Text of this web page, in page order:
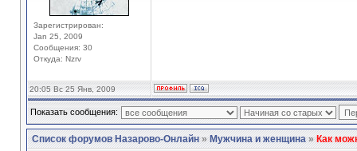
Зарегистрирован:
Jan 25, 2009
Сообщения: 30
Откуда: Nzrv
20:05 Вс 25 Янв, 2009
Показать сообщения:
Список форумов Назарово-Онлайн»Мужчина и женщина»Как